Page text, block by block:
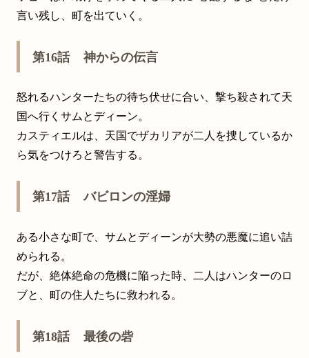
言い残し、町を出ていく。
第16話 神からの伝言
怒れるハンターたちの待ち伏せに合い、撃ち殺されて天
国へ行くサムとディーン。
カスティエルは、天国でザカリアが二人を捜しているか
ら気をつけろと警告する。
第17話 バビロンの淫婦
ある小さな町で、サムとディーンが大勢の悪魔に追い詰
められる。
だが、絶体絶命の危機に陥った時、二人はハンターのロ
ブと、町の住人たちに救われる。
第18話 最後の砦